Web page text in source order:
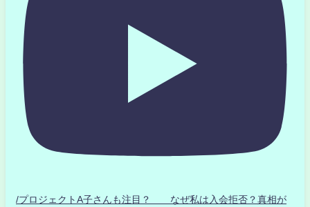
/プロジェクトA子さんも注目？ なぜ私は入会拒否？真相が